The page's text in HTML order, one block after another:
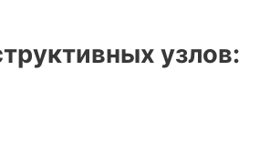
узлов: